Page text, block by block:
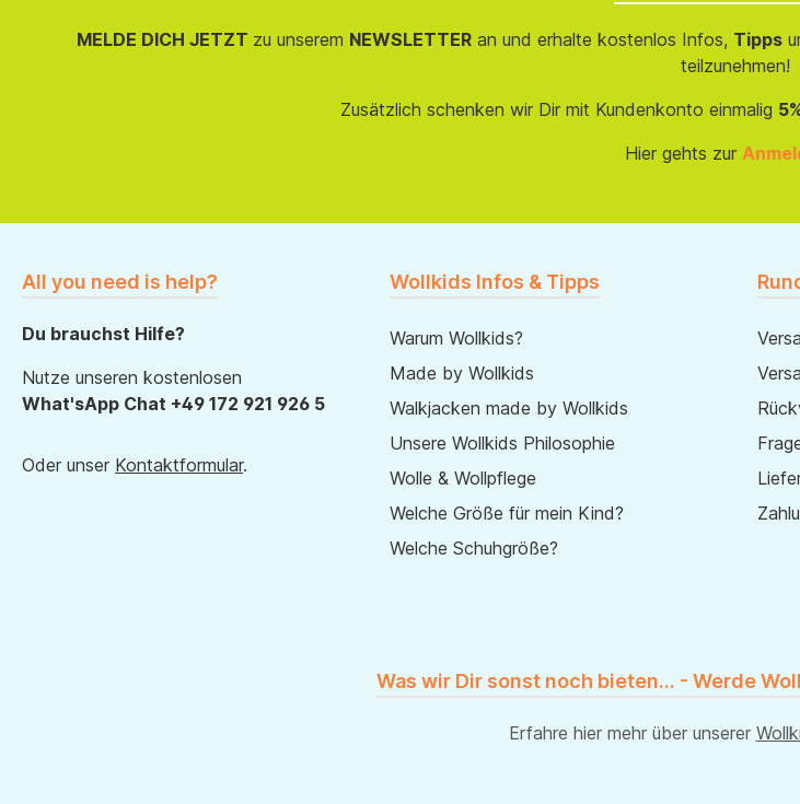
MELDE DICH JETZT zu unserem NEWSLETTERan und erhalte kostenlos Infos, Tipps
teilzunehmen!
Zusätzlich schenken wir Dir mit Kundenkonto einmalig
Hier gehts zur
All you need is help?
Du brauchst Hilfe?
Nutze unseren kostenlosen
What'sApp Chat +49 172 921 926 5
Oder unser Kontaktformular.
Wollkids Infos & Tipps
Warum Wollkids?
Made by Wollkids
Walkjacken made by Wollkids
Unsere Wollkids Philosophie
Wolle & Wollpflege
Welche Größe für mein Kind?
Welche Schuhgröße?
Was wir Dir sonst noch bieten... - Werde
Erfahre hier mehr über unserer